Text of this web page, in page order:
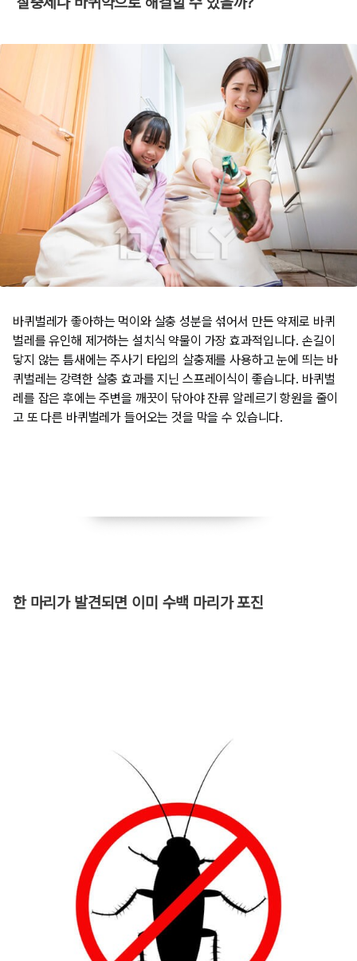
바퀴벌레가 좋아하는 먹이와 살충 성분을 섞어서 만든 약제로 바퀴
벌레를 유인해 제거하는 설치식 약물이 가장 효과적입니다. 손길이
닿지 않는 틈새에는 주사기 타입의 살충제를 사용하고 눈에 띄는 바
퀴벌레는 강력한 살충 효과를 지닌 스프레이식이 좋습니다. 바퀴벌
레를 잡은 후에는 주변을 깨끗이 닦아야 잔류 알레르기 항원을 줄이
고 또 다른 바퀴벌레가 들어오는 것을 막을 수 있습니다.
한 마리가 발견되면 이미 수백 마리가 포진